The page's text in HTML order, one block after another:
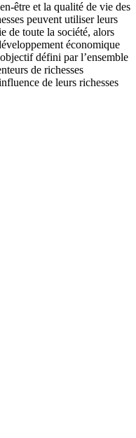
être et la qualité de vie des
peuvent utiliser leurs
de toute la société, alors
économique
défini par l’ensemble
de richesses
de leurs richesses